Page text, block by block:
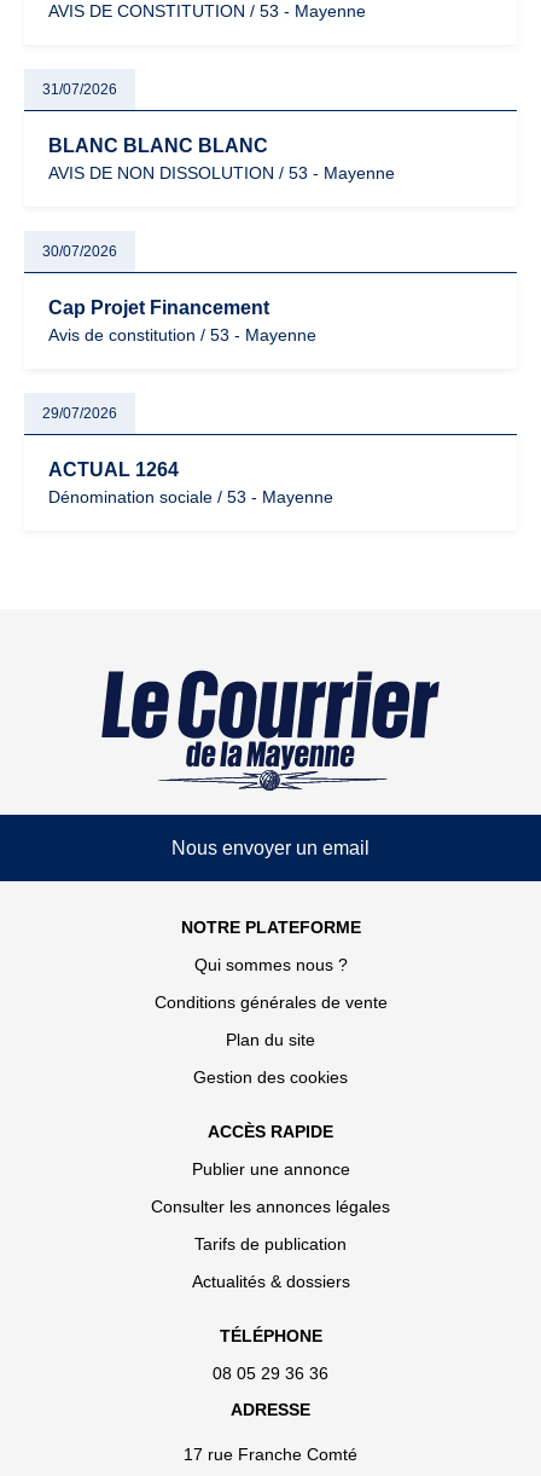
AVIS DE CONSTITUTION / 53 - Mayenne
31/07/2026
BLANC BLANC BLANC
AVIS DE NON DISSOLUTION / 53 - Mayenne
30/07/2026
Cap Projet Financement
Avis de constitution / 53 - Mayenne
29/07/2026
ACTUAL 1264
Dénomination sociale / 53 - Mayenne
Nous envoyer un email
NOTRE PLATEFORME
Qui sommes nous ?
Conditions générales de vente
Plan du site
Gestion des cookies
ACCÈS RAPIDE
Publier une annonce
Consulter les annonces légales
Tarifs de publication
Actualités & dossiers
TÉLÉPHONE
08 05 29 36 36
ADRESSE
17 rue Franche Comté